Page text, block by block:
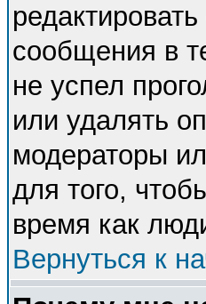
сообщения в
не успел
или удалять
модераторы
для того,
время как
Вернуться к